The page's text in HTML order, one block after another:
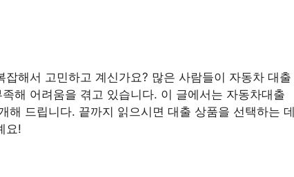
해서 고민하고 계신가요? 많은 사람들이 자동차 대출
해 어려움을 겪고 있습니다. 이 글에서는 자동차대출
해 드립니다. 끝까지 읽으시면 대출 상품을 선택하는 데
요!